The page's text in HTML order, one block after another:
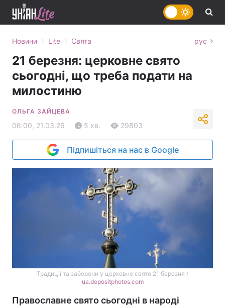
Новини › Lite › Свята рус
21 березня: церковне свято
сьогодні, що треба подати на
милостиню
ОЛЬГА ЗАЙЦЕВА
06:00, 21.03.26 5 хв. 29803
Підпишіться на нас в Google
Традиції та заборони у церковне свято 21 березня /
ua.depositphotos.com
Православне свято сьогодні в народі